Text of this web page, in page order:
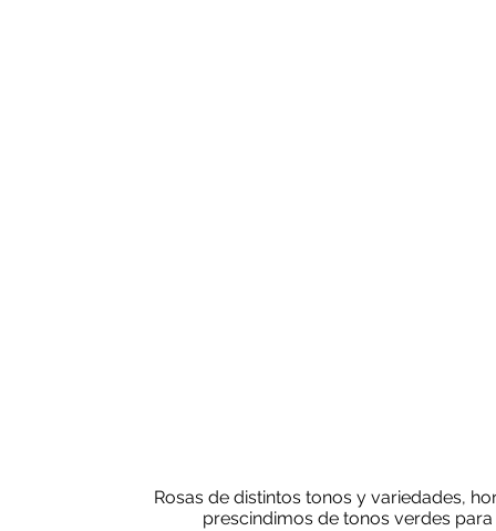
Rosas de distintos tonos y variedades,
prescindimos de tonos verdes